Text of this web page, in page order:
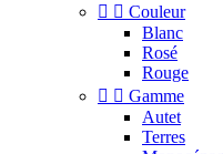
  Couleur
Blanc
Rosé
Rouge
  Gamme
Autet
Terres